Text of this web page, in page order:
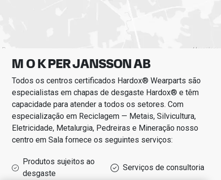
M O K PER JANSSON AB
Todos os centros certificados Hardox® Wearparts são
especialistas em chapas de desgaste Hardox® e têm
capacidade para atender a todos os setores. Com
especialização em Reciclagem — Metais, Silvicultura,
Eletricidade, Metalurgia, Pedreiras e Mineração nosso
centro em Sala fornece os seguintes serviços:
Produtos sujeitos ao
desgaste
Serviços de consultoria